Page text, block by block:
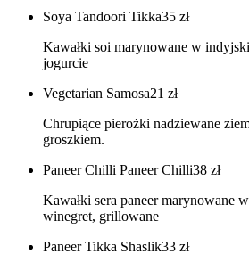
Soya Tandoori Tikka35 zł
Kawałki soi marynowane w
jogurcie
Vegetarian Samosa21 zł
Chrupiące pierożki nadziewane
groszkiem.
Paneer Chilli Paneer Chilli38 zł
Kawałki sera paneer marynowane
winegret, grillowane
Paneer Tikka Shaslik33 zł